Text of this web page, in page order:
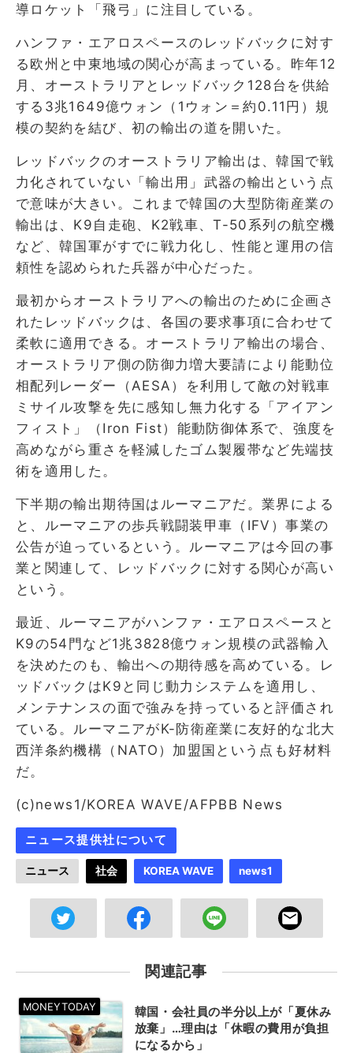
導ロケット「飛弓」に注目している。
ハンファ・エアロスペースのレッドバックに対す
る欧州と中東地域の関心が高まっている。昨年12
月、オーストラリアとレッドバック128台を供給
する3兆1649億ウォン（1ウォン＝約0.11円）規
模の契約を結び、初の輸出の道を開いた。
レッドバックのオーストラリア輸出は、韓国で戦
力化されていない「輸出用」武器の輸出という点
で意味が大きい。これまで韓国の大型防衛産業の
輸出は、K9自走砲、K2戦車、T-50系列の航空機
など、韓国軍がすでに戦力化し、性能と運用の信
頼性を認められた兵器が中心だった。
最初からオーストラリアへの輸出のために企画さ
れたレッドバックは、各国の要求事項に合わせて
柔軟に適用できる。オーストラリア輸出の場合、
オーストラリア側の防御力増大要請により能動位
相配列レーダー（AESA）を利用して敵の対戦車
ミサイル攻撃を先に感知し無力化する「アイアン
フィスト」（Iron Fist）能動防御体系で、強度を
高めながら重さを軽減したゴム製履帯など先端技
術を適用した。
下半期の輸出期待国はルーマニアだ。業界による
と、ルーマニアの歩兵戦闘装甲車（IFV）事業の
公告が迫っているという。ルーマニアは今回の事
業と関連して、レッドバックに対する関心が高い
という。
最近、ルーマニアがハンファ・エアロスペースと
K9の54門など1兆3828億ウォン規模の武器輸入
を決めたのも、輸出への期待感を高めている。レ
ッドバックはK9と同じ動力システムを適用し、
メンテナンスの面で強みを持っていると評価され
ている。ルーマニアがK-防衛産業に友好的な北大
西洋条約機構（NATO）加盟国という点も好材料
だ。
(c)news1/KOREA WAVE/AFPBB News
ニュース提供社について
ニュース 社会 KOREA WAVE news1
関連記事
韓国・会社員の半分以上が「夏休み
放棄」…理由は「休暇の費用が負担
になるから」